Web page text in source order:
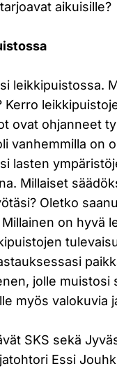
aikuisille?
leikkipuistossa.
Kerro
ovat ohjanneet
vanhemmilla on
lasten
Millaiset
Oletko
on hyvä
jolle muistosi
myös valokuvia
SKS sekä
Essi